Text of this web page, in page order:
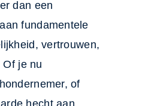
dan een
fundamentele
vertrouwen,
je nu
of